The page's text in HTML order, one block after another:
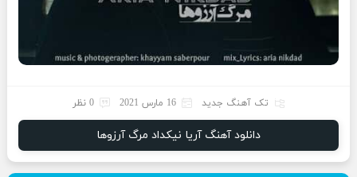
تک آهنگ جدید 16 مارس 2021 0 نظر
دانلود آهنگ آریا نیکداد مرگ آرزوها